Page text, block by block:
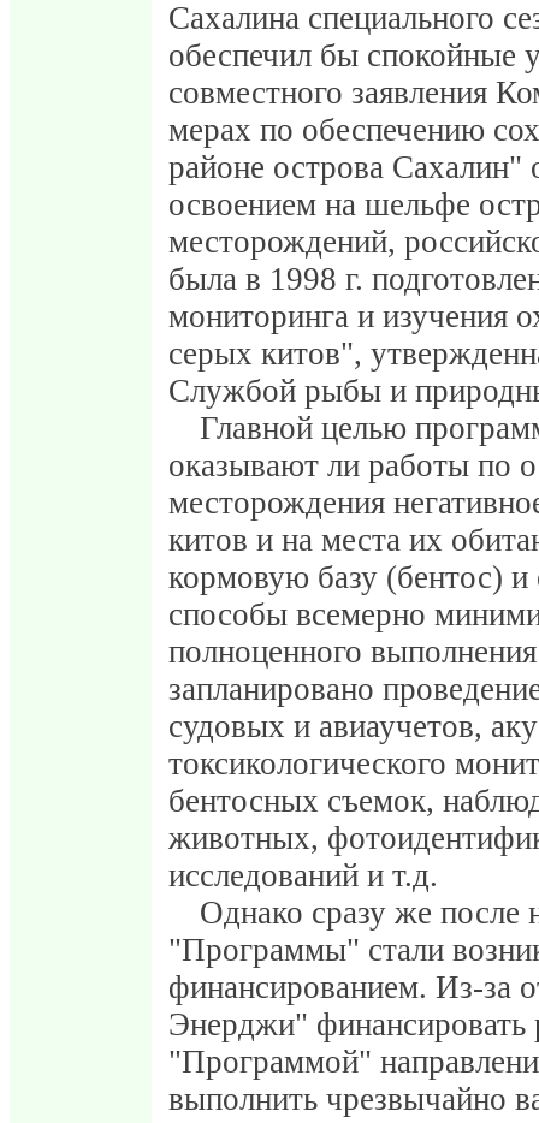
Сахалина специального
обеспечил бы спокойные
совместного заявления
мерах по обеспечению
районе острова Сахалин"
освоением на шельфе
месторождений,
была в 1998 г.
мониторинга и изучения
серых китов",
Службой рыбы и
Главной целью
оказывают ли работы по
месторождения
китов и на места их
кормовую базу (бентос) и
способы всемерно
полноценного
запланировано
судовых и авиаучетов,
токсикологического
бентосных съемок,
животных,
исследований и т.д.
Однако сразу же после
"Программы" стали
финансированием. Из-за
Энерджи" финансировать
"Программой"
выполнить чрезвычайно